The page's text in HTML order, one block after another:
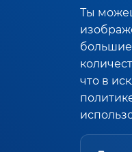
Ты
что в